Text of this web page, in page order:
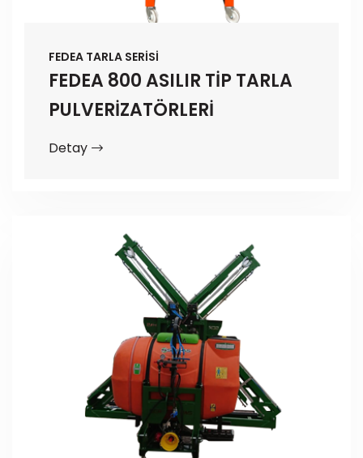
FEDEA TARLA SERİSİ
FEDEA 800 ASILIR TİP TARLA
PULVERİZATÖRLERİ
Detay